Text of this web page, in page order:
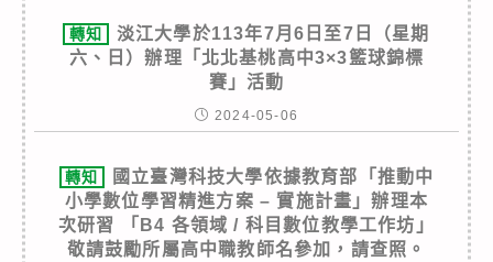
轉知
淡江大學於113年7月6日至7日（星期
六、日）辦理「北北基桃高中3×3籃球錦標
賽」活動
2024-05-06
轉知
國立臺灣科技大學依據教育部「推動中
小學數位學習精進方案 – 實施計畫」辦理本
次研習 「B4 各領域 / 科目數位教學工作坊」
敬請鼓勵所屬高中職教師名參加，請查照。